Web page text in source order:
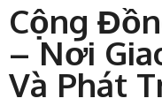
Cộng
– Nơi
Và Phát